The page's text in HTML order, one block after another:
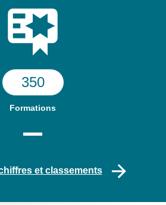
350
Formations
et classements